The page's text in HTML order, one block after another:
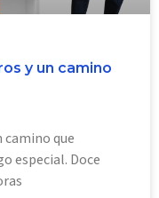
y un camino
camino que
especial. Doce